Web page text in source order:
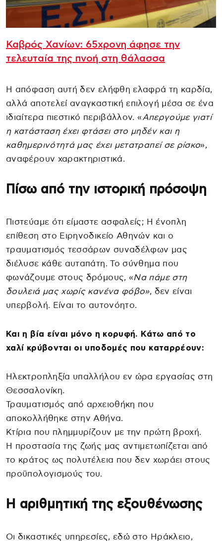
Καβρός Χανίων: 65χρονη άφησε την
τελευταία της πνοή στη θάλασσα
Η απόφαση αυτή δεν ελήφθη ελαφρά τη καρδία,
αλλά αποτελεί αναγκαστική επιλογή μέσα σε ένα
ιδιαίτερα πιεστικό περιβάλλον. «Απεργούμε γιατί
η κατάσταση έχει φτάσει στο μηδέν και η
καθημερινότητά μας έχει μετατραπεί σε ρίσκο»,
αναφέρουν χαρακτηριστικά.
Πίσω από την ιστορική πρόσοψη
Πιστεύαμε ότι είμαστε ασφαλείς; Η ένοπλη
επίθεση στο Ειρηνοδικείο Αθηνών και ο
τραυματισμός τεσσάρων συναδέλφων μας
διέλυσε κάθε αυταπάτη. Το σύνθημα που
φωνάζουμε στους δρόμους, «Να πάμε στη
δουλειά μας χωρίς κανένα φόβο», δεν είναι
υπερβολή. Είναι το αυτονόητο.
Και η βία είναι μόνο η κορυφή. Κάτω από το
χαλί κρύβονται οι υποδομές που καταρρέουν:
Ηλεκτροπληξία υπαλλήλου εν ώρα εργασίας στη
Θεσσαλονίκη.
Τραυματισμός από αρχειοθήκη που
αποκολλήθηκε στην Αθήνα.
Κτίρια που πλημμυρίζουν με την πρώτη βροχή.
Η προστασία της ζωής μας αντιμετωπίζεται από
το κράτος ως πολυτέλεια που δεν χωράει στους
προϋπολογισμούς του.
Η αριθμητική της εξουθένωσης
Οι δικαστικές υπηρεσίες, εδώ στο Ηράκλειο,